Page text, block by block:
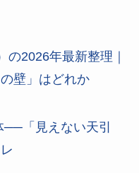
の2026年最新整理｜
壁」はどれか
「見えない天引